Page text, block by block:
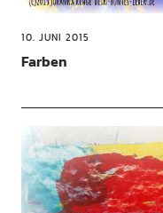
10. JUNI 2015
Farben